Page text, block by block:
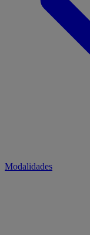
Modalidades